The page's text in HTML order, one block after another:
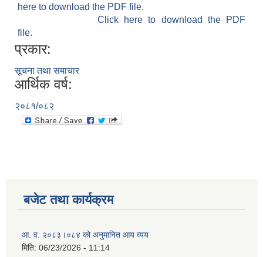
here to download the PDF file.
Click here to download the PDF
file.
प्रकार:
सूचना तथा समाचार
आर्थिक वर्ष:
२०८१/०८२
बजेट तथा कार्यक्रम
आ. व. २०८३।०८४ को अनुमानित आय व्यय
मिति: 06/23/2026 - 11:14